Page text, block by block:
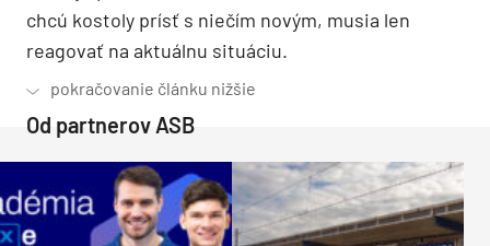
chcú kostoly prísť s niečím novým, musia len
reagovať na aktuálnu situáciu.
Od partnerov ASB